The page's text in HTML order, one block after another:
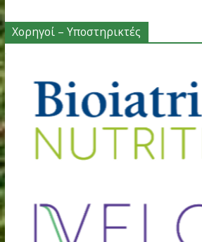
Χορηγοί – Υποστηρικτές